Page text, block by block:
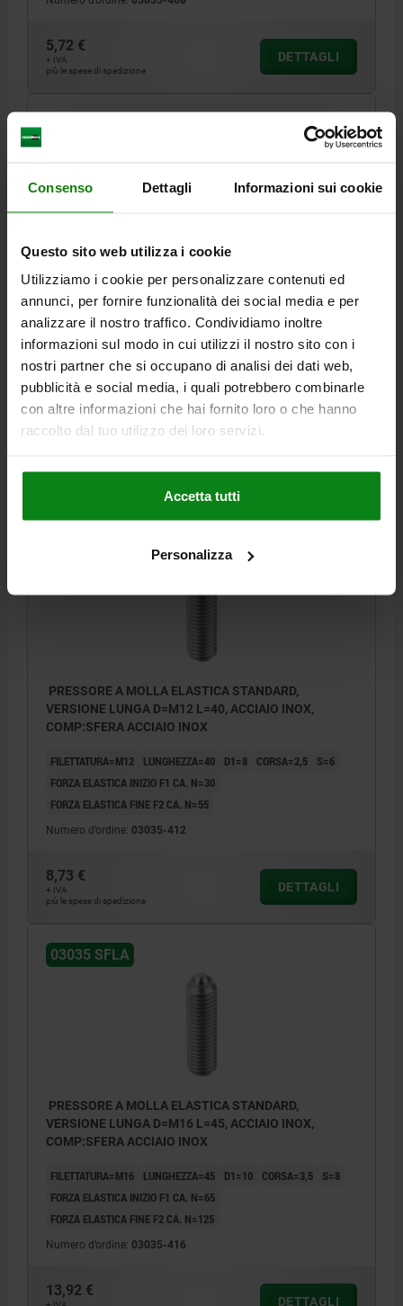
Consenso Dettagli Informazioni sui cookie
Questo sito web utilizza i cookie
Utilizziamo i cookie per personalizzare contenuti ed
annunci, per fornire funzionalità dei social media e per
analizzare il nostro traffico. Condividiamo inoltre
informazioni sul modo in cui utilizzi il nostro sito con i
nostri partner che si occupano di analisi dei dati web,
pubblicità e social media, i quali potrebbero combinarle
con altre informazioni che hai fornito loro o che hanno
raccolto dal tuo utilizzo dei loro servizi.
Accetta tutti
Personalizza
5,72 €
+ IVA
più le spese di spedizione
DETTAGLI
PRESSORE A MOLLA ELASTICA STANDARD,
VERSIONE LUNGA D=M10 L=35, ACCIAIO INOX,
COMP:SFERA ACCIAIO INOX
FILETTATURA=M10 LUNGHEZZA=35 D1=6 CORSA=2 S=5
FORZA ELASTICA INIZIO F1 CA. N=20
FORZA ELASTICA FINE F2 CA. N=35
Numero d’ordine:03035-410
+ IVA
DETTAGLI
PRESSORE A MOLLA ELASTICA STANDARD,
VERSIONE LUNGA D=M12 L=40, ACCIAIO INOX,
COMP:SFERA ACCIAIO INOX
FILETTATURA=M12 LUNGHEZZA=40 D1=8 CORSA=2,5
S=6
FORZA ELASTICA INIZIO F1 CA. N=30
FORZA ELASTICA FINE F2 CA. N=55
Numero d’ordine: 03035-412
8,73 €
+ IVA
più le spese di spedizione
DETTAGLI
03035 SFLA
PRESSORE A MOLLA ELASTICA STANDARD,
VERSIONE LUNGA D=M16 L=45, ACCIAIO INOX,
COMP:SFERA ACCIAIO INOX
FILETTATURA=M16 LUNGHEZZA=45 D1=10 CORSA=3,5
S=8
FORZA ELASTICA INIZIO F1 CA. N=65
FORZA ELASTICA FINE F2 CA. N=125
Numero d’ordine: 03035-416
13,92 €
DETTAGLI